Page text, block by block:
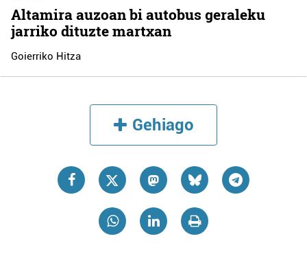
Altamira auzoan bi autobus geraleku
jarriko dituzte martxan
Goierriko Hitza
Gehiago